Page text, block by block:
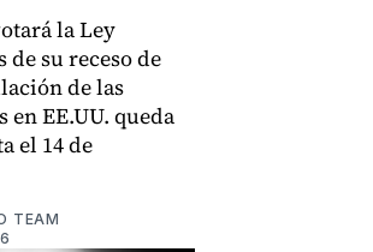
la Ley
de su receso de
de las
EE.UU. queda
el 14 de
TEAM